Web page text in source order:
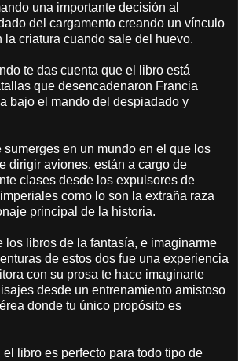
una importante decisión al
del cargamento creando un vínculo
la criatura cuando sale del huevo.
te das cuenta que el libro está
que desencadenaron Francia
bajo el mando del despiadado y
sumerges en un mundo en el que los
dirigir aviones, están a cargo de
clases desde los expulsores de
como lo son la extraña raza
principal de la historia.
los libros de la fantasía, e imaginarme
de estos dos fue una experiencia
con su prosa te hace imaginarte
desde un entrenamiento amistoso
donde tu único propósito es
libro es perfecto para todo tipo de